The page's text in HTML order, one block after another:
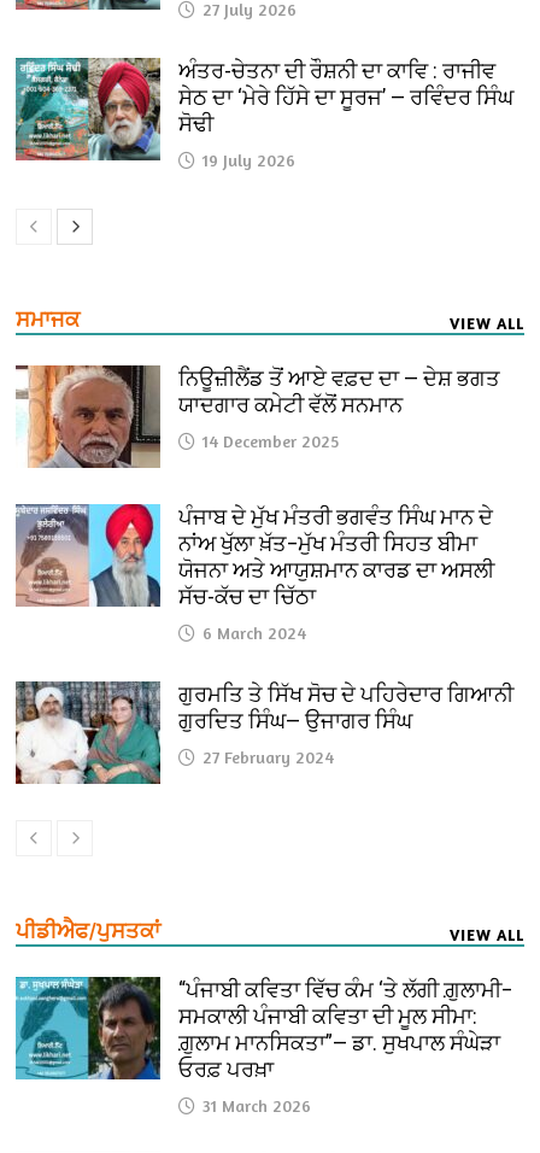
27 July 2026
ਅੰਤਰ-ਚੇਤਨਾ ਦੀ ਰੌਸ਼ਨੀ ਦਾ ਕਾਵਿ : ਰਾਜੀਵ
ਸੇਠ ਦਾ ‘ਮੇਰੇ ਹਿੱਸੇ ਦਾ ਸੂਰਜ’ — ਰਵਿੰਦਰ ਸਿੰਘ
ਸੋਢੀ
19 July 2026
ਸਮਾਜਕ VIEW ALL
ਨਿਊਜ਼ੀਲੈਂਡ ਤੋਂ ਆਏ ਵਫ਼ਦ ਦਾ — ਦੇਸ਼ ਭਗਤ
ਯਾਦਗਾਰ ਕਮੇਟੀ ਵੱਲੋਂ ਸਨਮਾਨ
14 December 2025
ਪੰਜਾਬ ਦੇ ਮੁੱਖ ਮੰਤਰੀ ਭਗਵੰਤ ਸਿੰਘ ਮਾਨ ਦੇ
ਨਾਂਅ ਖੁੱਲਾ ਖ਼ੱਤ–ਮੁੱਖ ਮੰਤਰੀ ਸਿਹਤ ਬੀਮਾ
ਯੋਜਨਾ ਅਤੇ ਆਯੁਸ਼ਮਾਨ ਕਾਰਡ ਦਾ ਅਸਲੀ
ਸੱਚ-ਕੱਚ ਦਾ ਚਿੱਠਾ
6 March 2024
ਗੁਰਮਤਿ ਤੇ ਸਿੱਖ ਸੋਚ ਦੇ ਪਹਿਰੇਦਾਰ ਗਿਆਨੀ
ਗੁਰਦਿਤ ਸਿੰਘ— ਉਜਾਗਰ ਸਿੰਘ
27 February 2024
ਪੀਡੀਐਫ/ਪੁਸਤਕਾਂ VIEW ALL
“ਪੰਜਾਬੀ ਕਵਿਤਾ ਵਿੱਚ ਕੰਮ ‘ਤੇ ਲੱਗੀ ਗ਼ੁਲਾਮੀ–
ਸਮਕਾਲੀ ਪੰਜਾਬੀ ਕਵਿਤਾ ਦੀ ਮੂਲ ਸੀਮਾ:
ਗ਼ੁਲਾਮ ਮਾਨਸਿਕਤਾ”— ਡਾ. ਸੁਖਪਾਲ ਸੰਘੇੜਾ
ਓਰਫ਼ ਪਰਖ਼ਾ
31 March 2026